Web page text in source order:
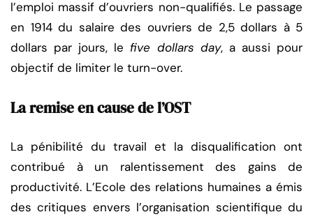
l’emploi massif d’ouvriers non-qualifiés. Le passage
en 1914 du salaire des ouvriers de 2,5 dollars à 5
dollars par jours, le five dollars day, a aussi pour
objectif de limiter le turn-over.
La remise en cause de l’OST
La pénibilité du travail et la disqualification ont
contribué à un ralentissement des gains de
productivité. L’Ecole des relations humaines a émis
des critiques envers l’organisation scientifique du